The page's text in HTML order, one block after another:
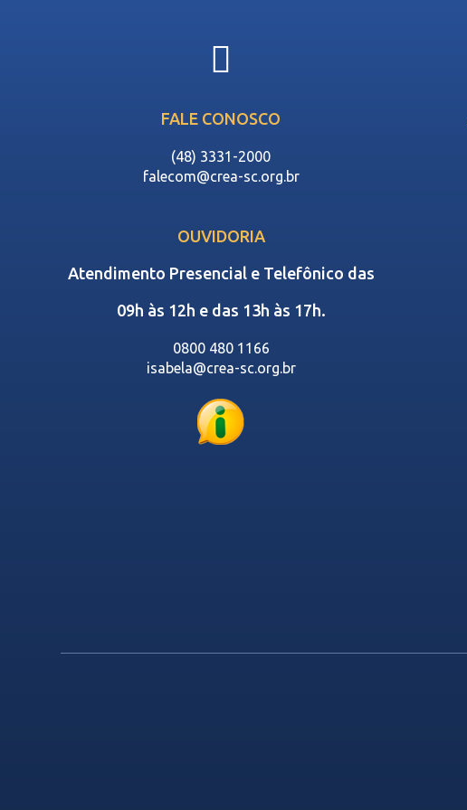
FALE CONOSCO
(48) 3331-2000
falecom@crea-sc.org.br
OUVIDORIA
Atendimento Presencial e Telefônico das
09h às 12h e das 13h às 17h.
0800 480 1166
isabela@crea-sc.org.br